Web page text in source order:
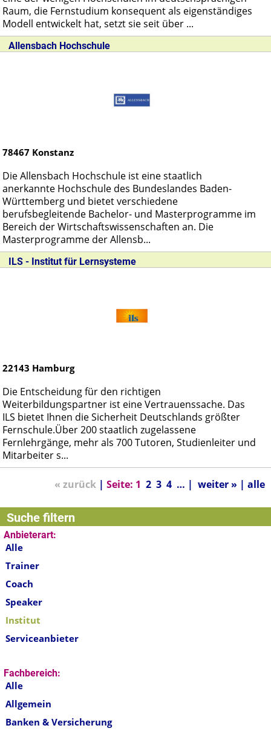
Raum, die Fernstudium konsequent als eigenständiges
Modell entwickelt hat, setzt sie seit über ...
Allensbach Hochschule
78467 Konstanz
Die Allensbach Hochschule ist eine staatlich
anerkannte Hochschule des Bundeslandes Baden-
Württemberg und bietet verschiedene
berufsbegleitende Bachelor- und Masterprogramme im
Bereich der Wirtschaftswissenschaften an. Die
Masterprogramme der Allensb...
ILS - Institut für Lernsysteme
22143 Hamburg
Die Entscheidung für den richtigen
Weiterbildungspartner ist eine Vertrauenssache. Das
ILS bietet Ihnen die Sicherheit Deutschlands größter
Fernschule.Über 200 staatlich zugelassene
Fernlehrgänge, mehr als 700 Tutoren, Studienleiter und
Mitarbeiter s...
« zurück | Seite: 1 2 3 4 … | weiter » | alle
Suche filtern
Anbieterart:
Alle
Trainer
Coach
Speaker
Institut
Serviceanbieter
Fachbereich:
Alle
Allgemein
Banken & Versicherung